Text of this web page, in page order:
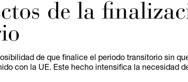
de la
de que finalice el periodo transitorio sin
con la UE. Este hecho intensifica la necesidad